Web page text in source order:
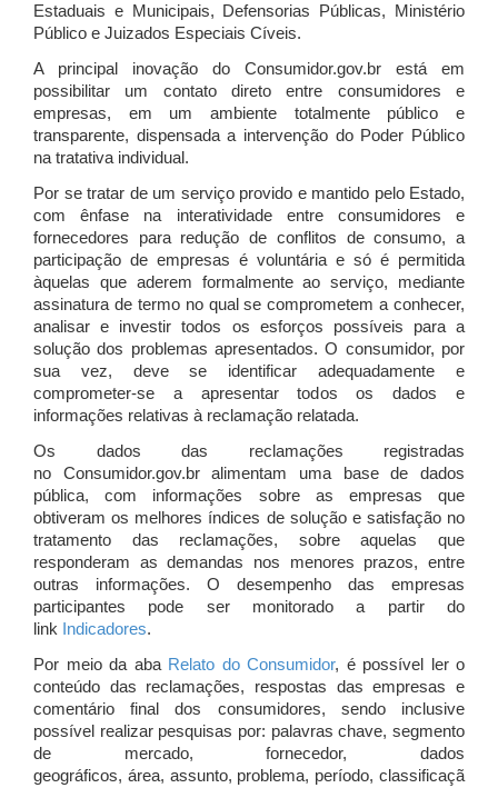
Estaduais e Municipais, Defensorias Públicas, Ministério
Público e Juizados Especiais Cíveis.
A principal inovação do Consumidor.gov.br está em
possibilitar um contato direto entre consumidores e
empresas, em um ambiente totalmente público e
transparente, dispensada a intervenção do Poder Público
na tratativa individual.
Por se tratar de um serviço provido e mantido pelo Estado,
com ênfase na interatividade entre consumidores e
fornecedores para redução de conflitos de consumo, a
participação de empresas é voluntária e só é permitida
àquelas que aderem formalmente ao serviço, mediante
assinatura de termo no qual se comprometem a conhecer,
analisar e investir todos os esforços possíveis para a
solução dos problemas apresentados. O consumidor, por
sua vez, deve se identificar adequadamente e
comprometer-se a apresentar todos os dados e
informações relativas à reclamação relatada.
Os dados das reclamações registradas
no Consumidor.gov.br alimentam uma base de dados
pública, com informações sobre as empresas que
obtiveram os melhores índices de solução e satisfação no
tratamento das reclamações, sobre aquelas que
responderam as demandas nos menores prazos, entre
outras informações. O desempenho das empresas
participantes pode ser monitorado a partir do
link Indicadores.
Por meio da aba Relato do Consumidor, é possível ler o
conteúdo das reclamações, respostas das empresas e
comentário final dos consumidores, sendo inclusive
possível realizar pesquisas por: palavras chave, segmento
de mercado, fornecedor, dados
geográficos, área, assunto, problema, período, classificaçã